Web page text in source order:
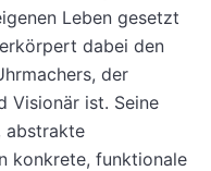
Leben gesetzt
dabei den
der
Visionär ist. Seine
abstrakte
konkrete, funktionale